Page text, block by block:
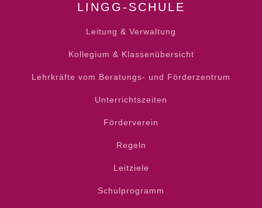
LINGG-SCHULE
Leitung & Verwaltung
Kollegium & Klassenübersicht
Lehrkräfte vom Beratungs- und Förderzentrum
Unterrichtszeiten
Förderverein
Regeln
Leitziele
Schulprogramm